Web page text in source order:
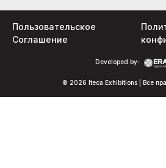
© 2026 Iteca Exhibitions | Все
Developed by:
Пользовательское
Соглашение